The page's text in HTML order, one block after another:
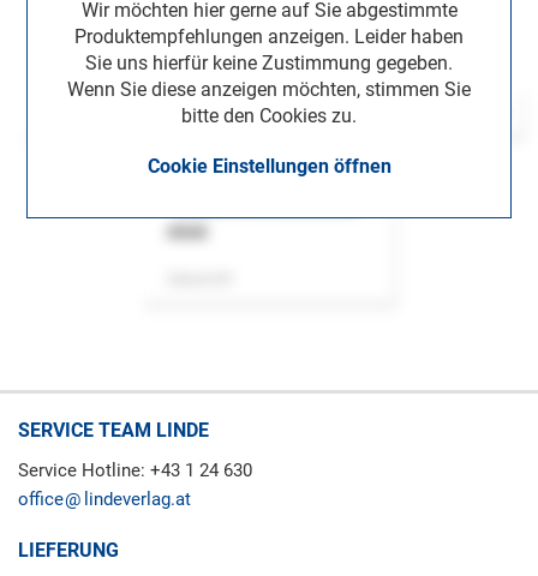
Wir möchten hier gerne auf Sie abgestimmte
Produktempfehlungen anzeigen. Leider haben
Sie uns hierfür keine Zustimmung gegeben.
Wenn Sie diese anzeigen möchten, stimmen Sie
bitte den Cookies zu.
Cookie Einstellungen öffnen
SERVICE TEAM LINDE
Service Hotline: +43 1 24 630
office
lindeverlag.at
LIEFERUNG